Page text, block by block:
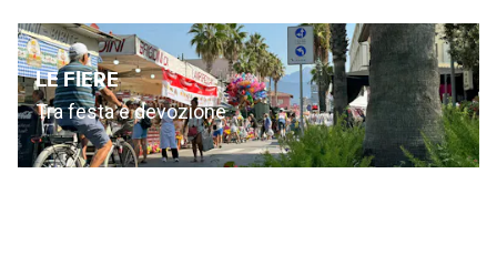
LE FIERE
Tra festa e devozione